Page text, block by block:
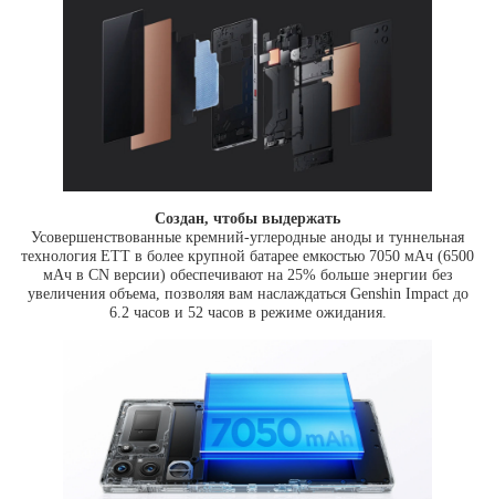
Создан, чтобы выдержать
Усовершенствованные кремний-углеродные аноды и туннельная
технология ETT в более крупной батарее емкостью 7050 мАч (6500
мАч в CN версии) обеспечивают на 25% больше энергии без
увеличения объема, позволяя вам наслаждаться Genshin Impact до
6.2 часов и 52 часов в режиме ожидания.